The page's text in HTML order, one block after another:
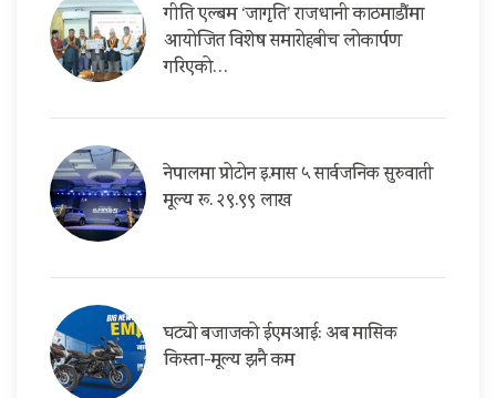
गीति एल्बम ‘जागृति’ राजधानी काठमाडौंमा
आयोजित विशेष समारोहबीच लोकार्पण
गरिएको…
नेपालमा प्रोटोन इ.मास ५ सार्वजनिक सुरुवाती
मूल्य रू. २९.९९ लाख
घट्यो बजाजको ईएमआई: अब मासिक
किस्ता-मूल्य झनै कम